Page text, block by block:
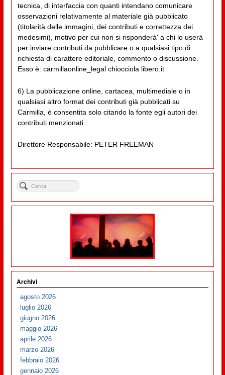
tecnica, di interfaccia con quanti intendano comunicare
osservazioni relativamente al materiale già pubblicato
(titolarità delle immagini, dei contributi e correttezza dei
medesimi), motivo per cui non si risponderà' a chi lo userà
per inviare contributi da pubblicare o a qualsiasi tipo di
richiesta di carattere editoriale, commento o discussione.
Esso è: carmillaonline_legal chiocciola libero.it
6) La pubblicazione online, cartacea, multimediale o in
qualsiasi altro format dei contributi già pubblicati su
Carmilla, è consentita solo citando la fonte egli autori dei
contributi menzionati.
Direttore Responsabile: PETER FREEMAN
Archivi
agosto 2026
luglio 2026
giugno 2026
maggio 2026
aprile 2026
marzo 2026
febbraio 2026
gennaio 2026